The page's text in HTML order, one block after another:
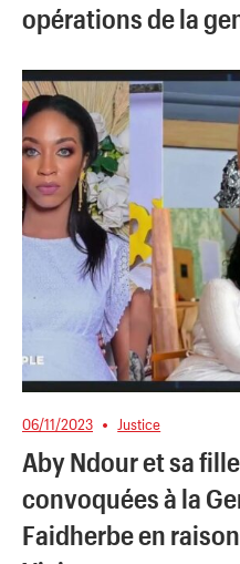
opérations de la
06/11/2023 Justice
Aby Ndour et sa
convoquées à la
Faidherbe en